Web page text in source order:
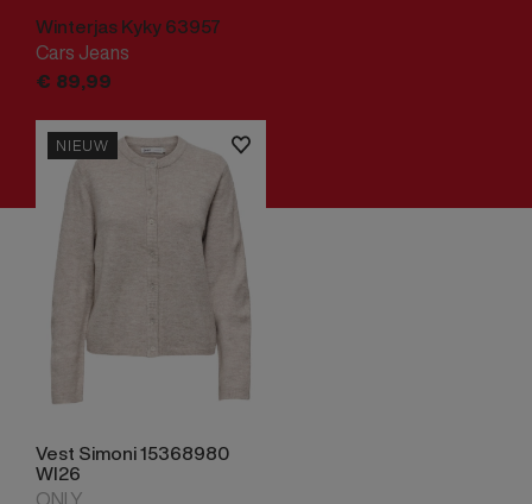
Winterjas Kyky 63957
Cars Jeans
€ 89,99
NIEUW
Vest Simoni 15368980
WI26